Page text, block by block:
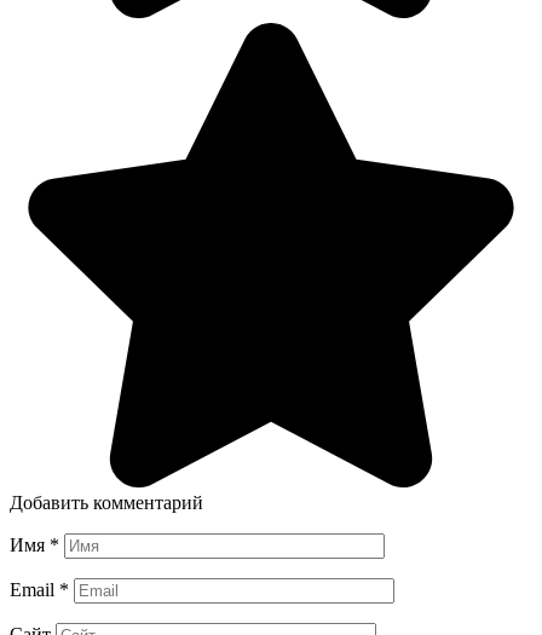
Добавить комментарий
Имя *
Email *